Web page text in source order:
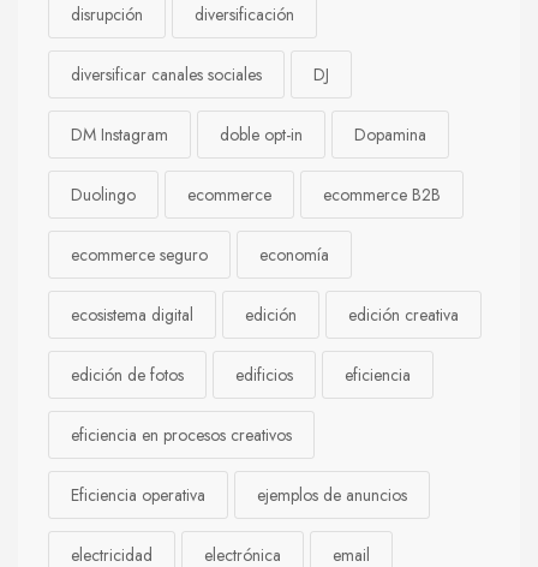
disrupción diversificación
diversificar canales sociales DJ
DM Instagram doble opt-in Dopamina
Duolingo ecommerce ecommerce B2B
ecommerce seguro economía
ecosistema digital edición edición creativa
edición de fotos edificios eficiencia
eficiencia en procesos creativos
Eficiencia operativa ejemplos de anuncios
electricidad electrónica email